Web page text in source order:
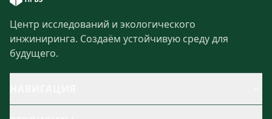
Центр исследований и экологического
инжиниринга. Создаём устойчивую среду для
будущего.